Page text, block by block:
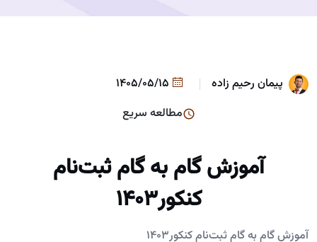
پیمان رحیم زاده
مطالعه سریع
آموزش گام به گام ثبت‌نام
کنکور۱۴۰۳
آموزش گام به گام ثبت‌نام کنکور۱۴۰۳